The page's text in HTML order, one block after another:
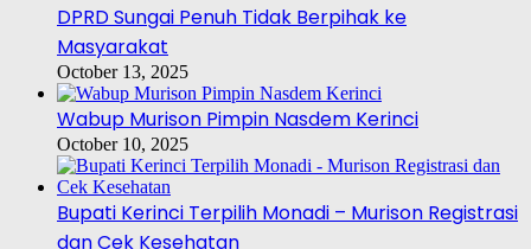
DPRD Sungai Penuh Tidak Berpihak ke
Masyarakat
October 13, 2025
Wabup Murison Pimpin Nasdem Kerinci
October 10, 2025
Bupati Kerinci Terpilih Monadi – Murison Registrasi
dan Cek Kesehatan